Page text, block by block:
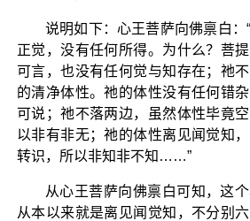
说明如下：心王菩萨向佛禀白：
正觉，没有任何所得。为什么？菩
可言，也没有任何觉与知存在；祂
的清净体性。祂的体性没有任何错
可说；祂不落两边，虽然体性毕竟
以非有非无；祂的体性离见闻觉知
转识，所以非知非不知……”
从心王菩萨向佛禀白可知，这
从本以来就是离见闻觉知，不分别